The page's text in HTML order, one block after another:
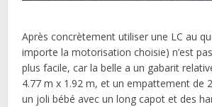
Après concrètement utiliser une LC au
importe la motorisation choisie) n’est
plus facile, car la belle a un gabarit
4.77 m x 1.92 m, et un empattement de
un joli bébé avec un long capot et des